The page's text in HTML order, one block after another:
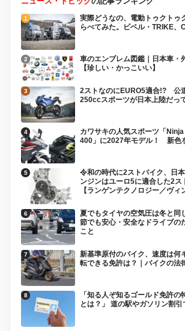
実際どうなの、電動トゥクトゥ
らべてみた。ビベル・TRIKE、
車のエンブレム図鑑｜日本車・
【珍しい・かっこいい】
2ストなのにEURO5適合!? 公
250ccスポーツが日本上陸だっ
カワサキの人気スポーツ「
400」に2027年モデル！ 新色
令和の時代に2ストバイク、日
ンジンはユーロ5に適合した2ス
【ランゲンテクノロジー／ヴィ
夏でもタイヤの空気圧は冬と同
節でも安心・安全なドライブの
こと
新基準原付のバイク、速度は何
転できる免許は？｜バイクの法
「知る人ぞ知るゴールド免許の
とは？」 道の駅やガソリン割